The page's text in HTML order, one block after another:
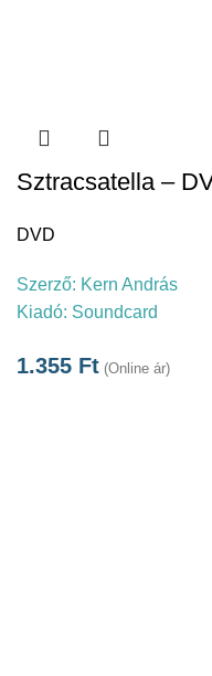
Sztracsatella –
DVD
Szerző: Kern András
Kiadó: Soundcard
1.355 Ft (Online ár)